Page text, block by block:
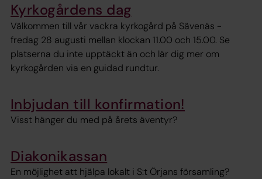
Kyrkogårdens dag
Välkommen till vår vackra kyrkogård på Sävenäs -
fredag 28 augusti mellan klockan 11.00 och 15.00. Se
platserna du inte upptäckt än och lär dig mer om
kyrkogården via en guidad rundtur.
Inbjudan till konfirmation!
Visst hänger du med på årets äventyr?
Diakonikassan
En möjlighet att hjälpa lokalt i S:t Örjans församling?